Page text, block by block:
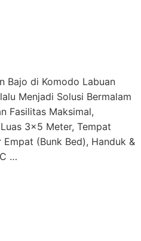
Bajo di Komodo Labuan
Menjadi Solusi Bermalam
Fasilitas Maksimal,
3×5 Meter, Tempat
(Bunk Bed), Handuk &
…